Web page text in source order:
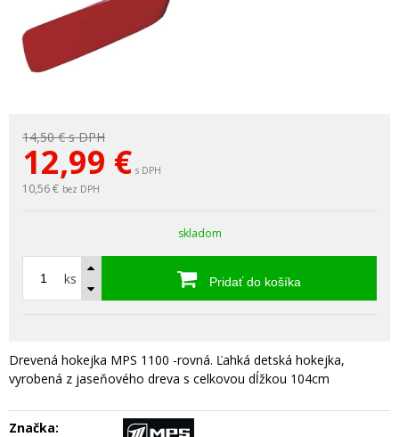
14,50 €s DPH
12,99 € s DPH
10,56 € bez DPH
skladom
ks Pridať do košíka
Drevená hokejka MPS 1100 -rovná. Ľahká detská hokejka,
vyrobená z jaseňového dreva s celkovou dĺžkou 104cm
Značka: